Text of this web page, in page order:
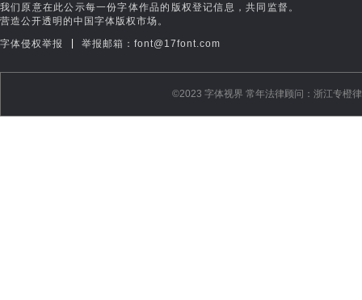
我们原意在此公示每一份字体作品的版权登记信息，共同监督。
营造公开透明的中国字体版权市场。
字体侵权举报 举报邮箱：font@17font.com
©️2023 字体视界 常年法律顾问：浙江专橙